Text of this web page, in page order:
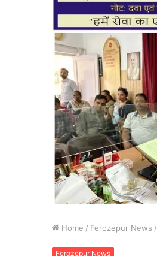
Home / Ferozepur News /
Ferozepur News